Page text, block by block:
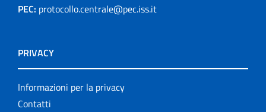
PEC: protocollo.centrale@pec.iss.it
PRIVACY
Informazioni per la privacy
Contatti